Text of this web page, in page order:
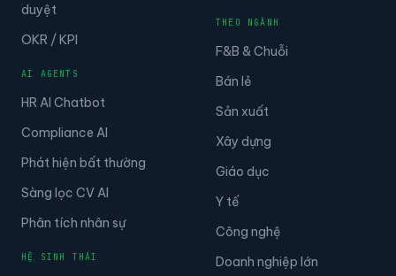
duyệt
OKR / KPI
AI AGENTS
HR AI Chatbot
Compliance AI
Phát hiện bất thường
Sàng lọc CV AI
Phân tích nhân sự
HỆ SINH THÁI
THEO NGÀNH
F&B & Chuỗi
Bán lẻ
Sản xuất
Xây dựng
Giáo dục
Y tế
Công nghệ
Doanh nghiệp lớn